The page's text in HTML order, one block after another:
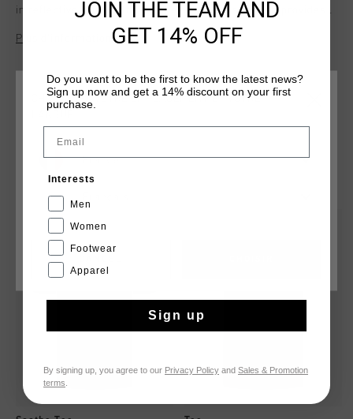
in reflective print in the middle of the chest, which provides
visibility during your evening sports activity. Composition
100% polyester.
Plus d’information
TU POURRAIS AIMER
CHOISISSEZ VOTRE EMPLACEMENT ET VOTRE
France
JOIN THE TEAM AND
GET 14% OFF
Do you want to be the first to know the latest news?
Sign up now and get a 14% discount on your first
purchase.
Interests
Men
Women
Footwear
Apparel
Sign up
By signing up, you agree to our Privacy Policy and Sales & Promotion
terms